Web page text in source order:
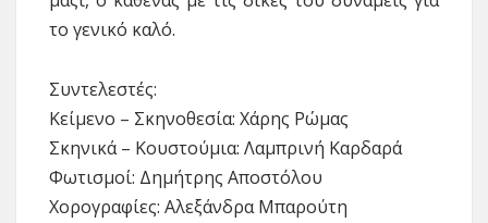
το γενικό καλό.
Συντελεστές:
Κείμενο – Σκηνοθεσία: Χάρης Ρώμας
Σκηνικά – Κουστούμια: Λαμπρινή Καρδαρά
Φωτισμοί: Δημήτρης Αποστόλου
Χορογραφίες: Αλεξάνδρα Μπαρούτη